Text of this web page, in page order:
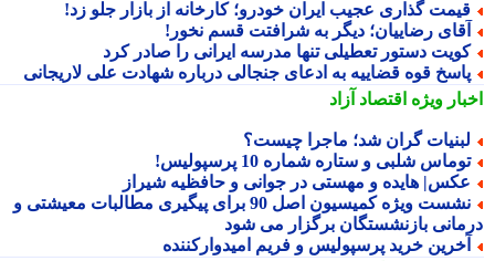
گذاری عجیب ایران خودرو؛ کارخانه از بازار جلو زد!
رضاییان؛ دیگر به شرافتت قسم نخور!
دستور تعطیلی تنها مدرسه ایرانی را صادر کرد
قوه قضاییه به ادعای جنجالی درباره شهادت علی لاریجانی
ویژهاقتصاد آزاد
گران شد؛ ماجرا چیست؟
شلبی و ستاره شماره 10 پرسپولیس!
هایده و مهستی در جوانی و حافظیه شیراز
نشست ویژه کمیسیون اصل 90 برای پیگیری مطالبات معیشتی و
بازنشستگان برگزار می شود
خرید پرسپولیس و فریم امیدوارکننده